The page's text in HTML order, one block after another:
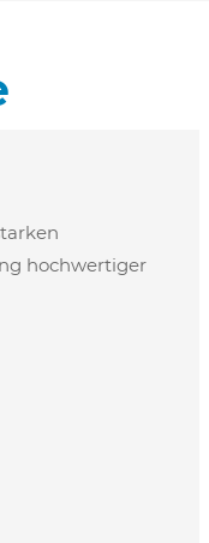
hochwertiger